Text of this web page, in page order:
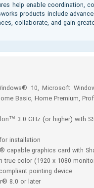
help enable coordination,
products include
collaborate, and gain
10, Microsoft
Basic, Home Premium,
3.0 GHz (or higher) with
installation
capable graphics card with
true color (1920 x 1080
pointing device
8.0 or later